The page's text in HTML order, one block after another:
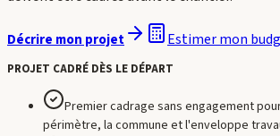
Décrire mon projet Estimer mon
PROJET CADRÉ DÈS LE DÉPART
Premier cadrage sans engagement
périmètre, la commune et l'enveloppe